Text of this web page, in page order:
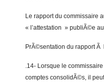
Le rapport du commissaire
« l’attestation » publiÃ©e
PrÃ©sentation du rapport Ã
.14- Lorsque le
comptes consolidÃ©s, il